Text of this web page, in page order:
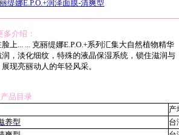
多介绍：
上... ... 克丽缇娜E.P.O.+系列汇集大自然植物精华
，淡化细纹，特殊的液晶保湿系统，锁住滋润与
现亮丽动人的年轻风采。
品目录
产
养型
台